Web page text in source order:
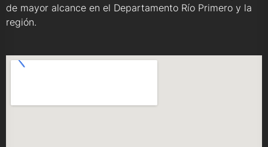
de mayor alcance en el Departamento Río Primero y la
región.